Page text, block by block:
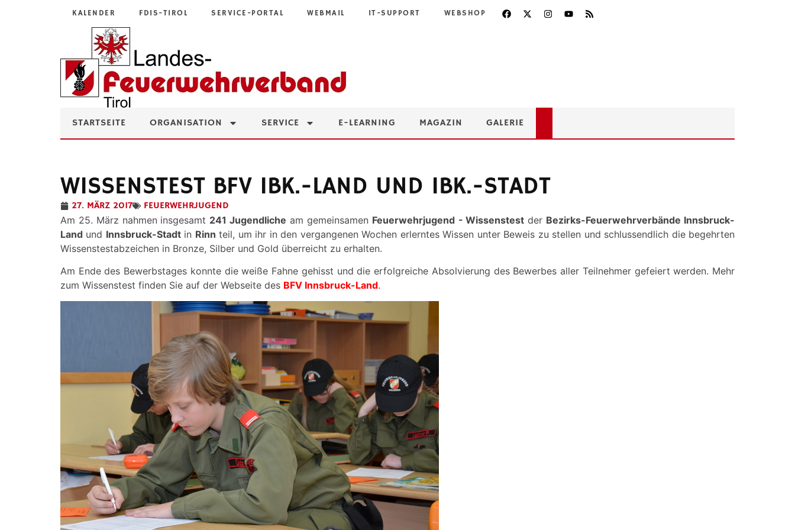
KALENDER FDIS-TIROL SERVICE-PORTAL WEBMAIL IT-SUPPORT WEBSHOP
STARTSEITE ORGANISATION SERVICE E-LEARNING MAGAZIN GALERIE
WISSENSTEST BFV IBK.-LAND UND IBK.-STADT
27. MÄRZ 2017
FEUERWEHRJUGEND
Am 25. März nahmen insgesamt 241 Jugendliche am gemeinsamen Feuerwehrjugend - Wissenstest der Bezirks-Feuerwehrverbände Innsbruck-
Land und Innsbruck-Stadtin Rinn teil, um ihr in den vergangenen Wochen erlerntes Wissen unter Beweis zu stellen und schlussendlich die begehrten
Wissenstestabzeichen in Bronze, Silber und Gold überreicht zu erhalten.
Am Ende des Bewerbstages konnte die weiße Fahne gehisst und die erfolgreiche Absolvierung des Bewerbes aller Teilnehmer gefeiert werden. Mehr
zum Wissenstest finden Sie auf der Webseite des BFV Innsbruck-Land.